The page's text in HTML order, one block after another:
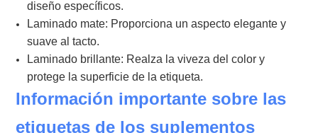
diseño específicos.
Laminado mate: Proporciona un aspecto elegante y
suave al tacto.
Laminado brillante: Realza la viveza del color y
protege la superficie de la etiqueta.
Información importante sobre las
etiquetas de los suplementos